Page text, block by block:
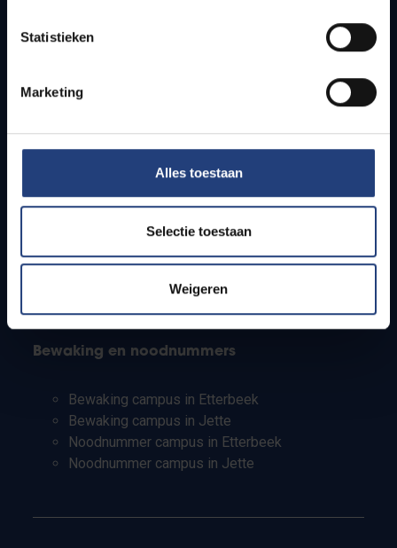
Statistieken
Marketing
Alles toestaan
Selectie toestaan
Weigeren
Bereikbaarheid
Studenten
PhD-studenten
Leerkrachten en secundaire scholen
Bewaking en noodnummers
Bewaking campus in Etterbeek
Bewaking campus in Jette
Noodnummer campus in Etterbeek
Noodnummer campus in Jette